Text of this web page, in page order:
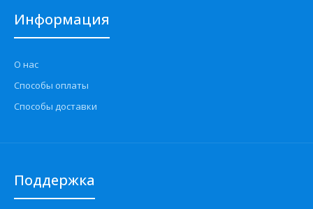
Информация
О нас
Способы оплаты
Способы доставки
Поддержка